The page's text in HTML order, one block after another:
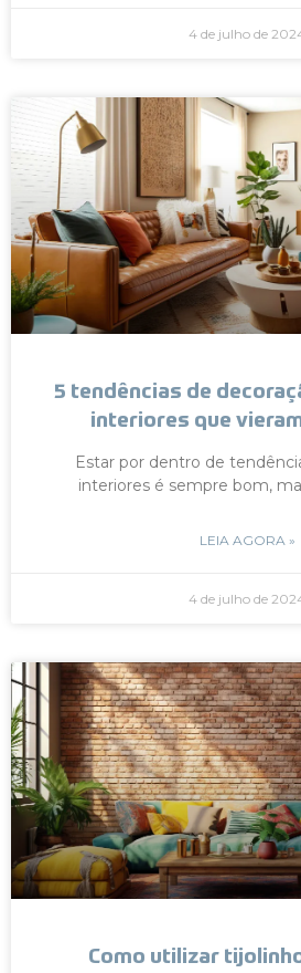
4 de julho de
5 tendências de
interiores que
Estar por dentro de
interiores é sempre bom,
LEIA AGORA »
4 de julho de
Como utilizar